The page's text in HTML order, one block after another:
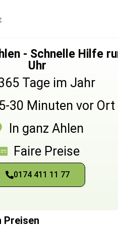
- Schnelle Hilfe
Uhr
Tage im Jahr
30 Minuten vor Ort
In ganz Ahlen
Faire Preise
0174 411 11 77
Preisen